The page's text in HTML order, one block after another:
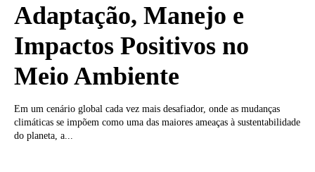
Adaptação, Manejo e
Impactos Positivos no
Meio Ambiente
Em um cenário global cada vez mais desafiador, onde as mudanças
climáticas se impõem como uma das maiores ameaças à sustentabilidade
do planeta, a...